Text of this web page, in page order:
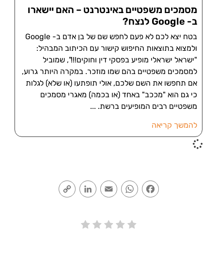
מסמכים משפטיים באינטרנט – האם יישארו
ב- Google לנצח?
בטח יצא לכם לא פעם לחפש שם של בן אדם ב- Google
ולמצוא בתוצאות החיפוש קישור עם הכיתוב המבהיל:
"ישראל ישראלי מופיע בפסקי דין וחוקים!!!", שמוביל
למסמכים משפטיים בהם שמו מוזכר. במקרה היותר גרוע,
אם תחפשו את השם שלכם, אולי תופתעו (או שלא) לגלות
כי גם הוא "מככב" באחד (או בכמה) מאגרי מסמכים
משפטיים רבים המופיעים ברשת.
להמשך קריאה
Facebook
WhatsApp
Email
LinkedIn